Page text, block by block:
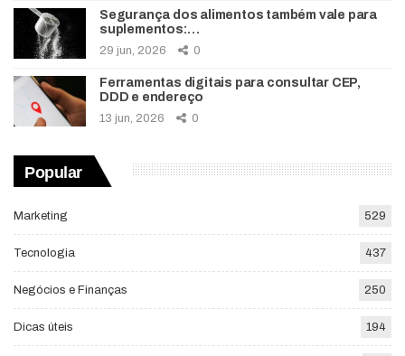
Segurança dos alimentos também vale para
suplementos:…
29 jun, 2026 0
Ferramentas digitais para consultar CEP,
DDD e endereço
13 jun, 2026 0
Popular
Marketing 529
Tecnologia 437
Negócios e Finanças 250
Dicas úteis 194